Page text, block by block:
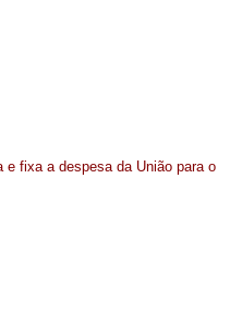
e fixa a despesa da União para o